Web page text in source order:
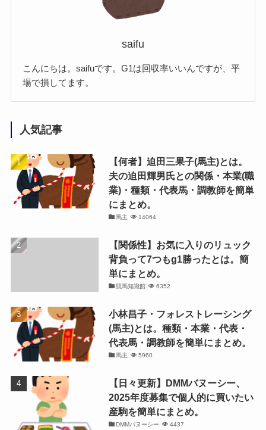
saifu
こんにちは。saifuです。G1は回収率いいんですが、平
場で損してます。
人気記事
【何者】迫田三果子(馬主)とは。
夫の迫田輝男氏との関係・本業(職
業)・種類・代表馬・調教師を簡単
にまとめ。
馬主 14064
【関係性】お気に入りのリュック
背負って7つもg1勝ったとは。簡
単にまとめ。
競馬知識館 6352
小林昌子・フォレストレーシング
(馬主)とは。種類・本業・代表・
代表馬・調教師を簡単にまとめ。
馬主 5960
【日々更新】DMMバヌーシー、
2025年度募集で個人的に買いたい
産駒を簡単にまとめ。
DMMバヌーシー 4437